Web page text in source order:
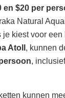
en $20 per
Natural
je kiest voor
Atoll , kunnen
,
kunnen